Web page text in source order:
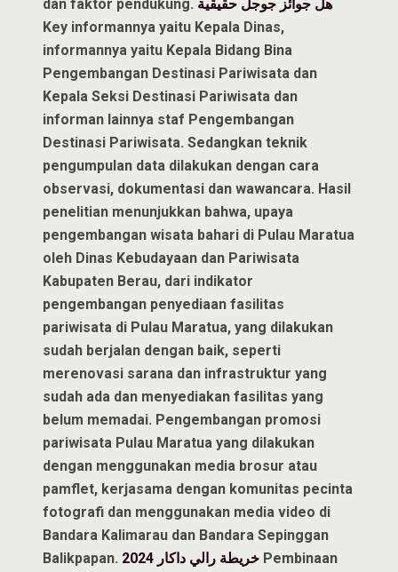
dan faktor pendukung. هل جوائز جوجل حقيقية
Key informannya yaitu Kepala Dinas,
informannya yaitu Kepala Bidang Bina
Pengembangan Destinasi Pariwisata dan
Kepala Seksi Destinasi Pariwisata dan
informan lainnya staf Pengembangan
Destinasi Pariwisata. Sedangkan teknik
pengumpulan data dilakukan dengan cara
observasi, dokumentasi dan wawancara. Hasil
penelitian menunjukkan bahwa, upaya
pengembangan wisata bahari di Pulau Maratua
oleh Dinas Kebudayaan dan Pariwisata
Kabupaten Berau, dari indikator
pengembangan penyediaan fasilitas
pariwisata di Pulau Maratua, yang dilakukan
sudah berjalan dengan baik, seperti
merenovasi sarana dan infrastruktur yang
sudah ada dan menyediakan fasilitas yang
belum memadai. Pengembangan promosi
pariwisata Pulau Maratua yang dilakukan
dengan menggunakan media brosur atau
pamflet, kerjasama dengan komunitas pecinta
fotografi dan menggunakan media video di
Bandara Kalimarau dan Bandara Sepinggan
Balikpapan.
خريطة رالي داكار 2024 Pembinaan